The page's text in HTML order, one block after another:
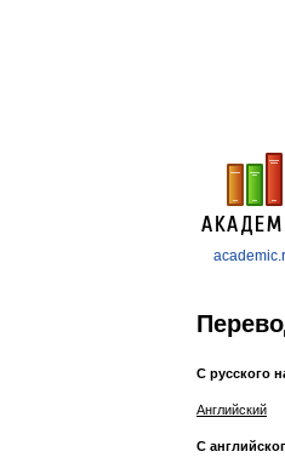
С русского
Английский
С